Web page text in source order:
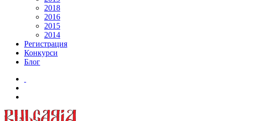
2018
2016
2015
2014
Регистрация
Конкурси
Блог